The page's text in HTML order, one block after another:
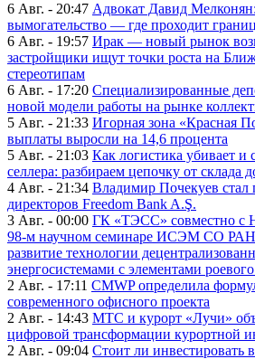
6 Авг. - 20:47 Адвокат Давид
вымогательство — где проходит
6 Авг. - 19:57 Ирак — новый рынок
застройщики ищут точки роста на
стереотипам
6 Авг. - 17:20 Специализированные
новой модели работы на рынке
5 Авг. - 21:33 Игорная зона «Красная
выплаты выросли на 14,6 процента
5 Авг. - 21:03 Как логистика убивает и
селлера: разбираем цепочку от склада
4 Авг. - 21:34 Владимир Почекуев стал
директоров Freedom Bank A.Ş.
3 Авг. - 00:00 ГК «ТЭСС» совместно с
98-м научном семинаре ИСЭМ СО РАН
развитие технологии
энергосистемами с элементами
2 Авг. - 17:11 CMWP определила
современного офисного проекта
2 Авг. - 14:43 МТС и курорт «Лучи»
цифровой трансформации курортной
2 Авг. - 09:04 Стоит ли инвестировать